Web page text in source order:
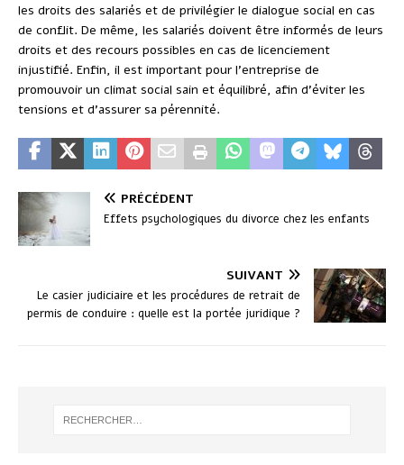
les droits des salariés et de privilégier le dialogue social en cas
de conflit. De même, les salariés doivent être informés de leurs
droits et des recours possibles en cas de licenciement
injustifié. Enfin, il est important pour l’entreprise de
promouvoir un climat social sain et équilibré, afin d’éviter les
tensions et d’assurer sa pérennité.
PRÉCÉDENT
Effets psychologiques du divorce chez les enfants
SUIVANT
Le casier judiciaire et les procédures de retrait de
permis de conduire : quelle est la portée juridique ?